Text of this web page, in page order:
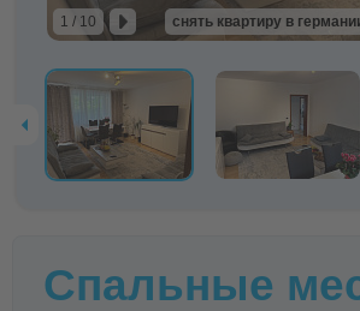
снять квартиру в
1 / 10
Спальные